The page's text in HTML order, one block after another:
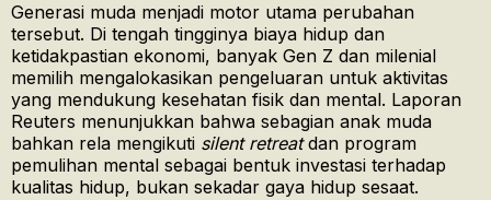
Generasi muda menjadi motor utama perubahan
tersebut. Di tengah tingginya biaya hidup dan
ketidakpastian ekonomi, banyak Gen Z dan milenial
memilih mengalokasikan pengeluaran untuk aktivitas
yang mendukung kesehatan fisik dan mental. Laporan
Reuters menunjukkan bahwa sebagian anak muda
bahkan rela mengikuti silent retreatdan program
pemulihan mental sebagai bentuk investasi terhadap
kualitas hidup, bukan sekadar gaya hidup sesaat.